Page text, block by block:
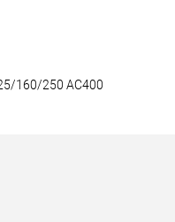
160/250 AC400